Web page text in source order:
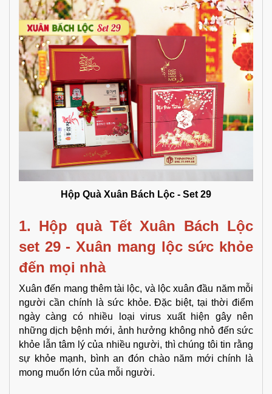
Hộp Quà Xuân Bách Lộc - Set 29
1. Hộp quà Tết Xuân Bách Lộc
set 29 - Xuân mang lộc sức khỏe
đến mọi nhà
Xuân đến mang thêm tài lộc, và lộc xuân đầu năm mỗi
người cần chính là sức khỏe. Đặc biệt, tại thời điểm
ngày càng có nhiều loại virus xuất hiện gây nên
những dịch bệnh mới, ảnh hưởng không nhỏ đến sức
khỏe lẫn tâm lý của nhiều người, thì chúng tôi tin rằng
sự khỏe mạnh, bình an đón chào năm mới chính là
mong muốn lớn của mỗi người.